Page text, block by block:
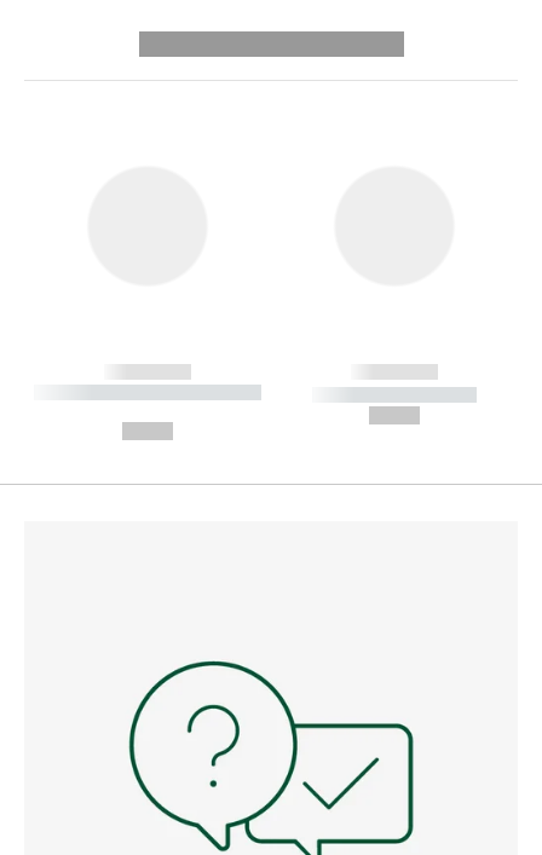
------------
----------- ----------- --------
------------
----------- -----------